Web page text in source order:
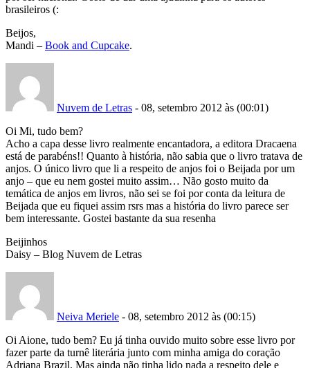
brasileiros (:
Beijos,
Mandi – Book and Cupcake.
Nuvem de Letras - 08, setembro 2012 às (00:01)
Oi Mi, tudo bem?
Acho a capa desse livro realmente encantadora, a editora Dracaena
está de parabéns!! Quanto à história, não sabia que o livro tratava de
anjos. O único livro que li a respeito de anjos foi o Beijada por um
anjo – que eu nem gostei muito assim… Não gosto muito da
temática de anjos em livros, não sei se foi por conta da leitura de
Beijada que eu fiquei assim rsrs mas a história do livro parece ser
bem interessante. Gostei bastante da sua resenha
Beijinhos
Daisy – Blog Nuvem de Letras
Neiva Meriele - 08, setembro 2012 às (00:15)
Oi Aione, tudo bem? Eu já tinha ouvido muito sobre esse livro por
fazer parte da turnê literária junto com minha amiga do coração
Adriana Brazil. Mas ainda não tinha lido nada a respeito dele e